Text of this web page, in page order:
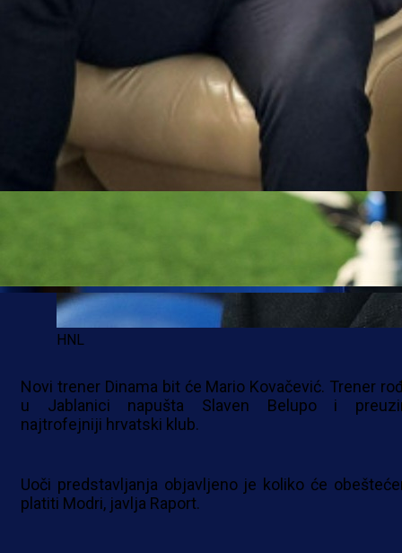
HNL
Novi trener Dinama bit će Mario Kovačević. Trener
u Jablanici napušta Slaven Belupo i
najtrofejniji hrvatski klub.
Uoči predstavljanja objavljeno je koliko će
platiti Modri, javlja Raport.